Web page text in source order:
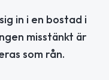
in i en bostad i
misstänkt är
som rån.